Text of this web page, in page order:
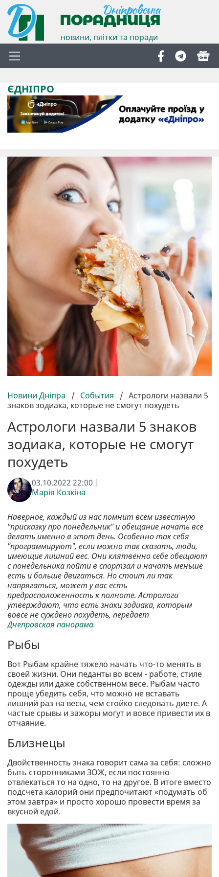
новини, плітки та поради
ЄДНІПРО
Новини Дніпра / События / Астрологи назвали 5
знаков зодиака, которые не смогут похудеть
Астрологи назвали 5 знаков
зодиака, которые не смогут
похудеть
03.10.2022 22:00 |
Марія Козкіна
Наверное, каждый из нас помнит всем известную
"присказку про понедельник" и обещание начать все
делать именно в этот день. Особенно так себя
"программируют", если можно так сказать, люди,
имеющие лишний вес. Они клятвенно себе обещают
с понедельника пойти в спортзал и начать меньше
есть и больше двигаться. Но стоит ли так
напрягаться, может у вас есть
предрасположенность к полноте. Астрологи
утверждают, что есть знаки зодиака, которым
вовсе не суждено похудеть, передает
Днепровская панорама.
Рыбы
Вот Рыбам крайне тяжело начать что-то менять в
своей жизни. Они педанты во всем - работе, стиле
одежды или даже собственном весе. Рыбам часто
проще убедить себя, что можно не вставать
лишний раз на весы, чем стойко следовать диете. А
частые срывы и зажоры могут и вовсе привести их в
отчаяние.
Близнецы
Двойственность знака говорит сама за себя: сложно
быть сторонниками ЗОЖ, если постоянно
отвлекаться то на одно, то на другое. В итоге вместо
подсчета калорий они предпочитают «подумать об
этом завтра» и просто хорошо провести время за
вкусной едой.